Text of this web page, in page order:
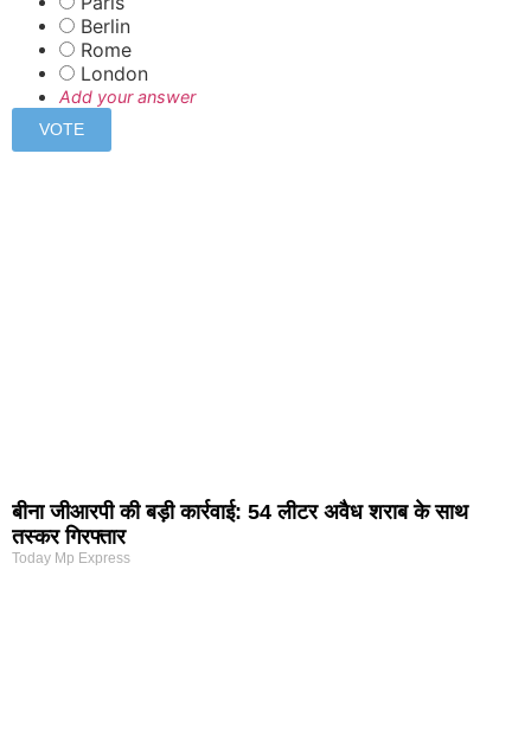
Berlin
Rome
London
Add your answer
बीना जीआरपी की बड़ी कार्रवाई: 54 लीटर अवैध शराब के साथ
तस्कर गिरफ्तार
Today Mp Express